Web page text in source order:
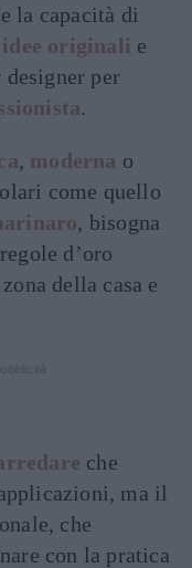
la capacità di
idee originali e
per
.
, moderna o
come quello
, bisogna
d’oro
della casa e
che
ma il
che
con la pratica